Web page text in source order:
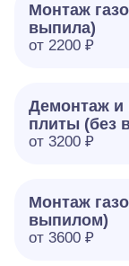
Монтаж
выпила)
от 2200 ₽
Демонтаж и
плиты (без
от 3200 ₽
Монтаж
выпилом)
от 3600 ₽